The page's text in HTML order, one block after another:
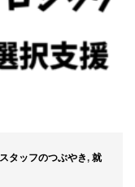
スタッフのつぶやき, 就